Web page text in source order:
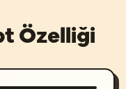
Özelliği